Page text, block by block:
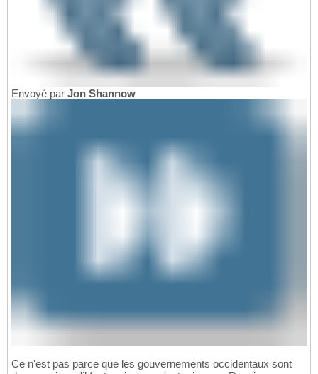
Envoyé par Jon Shannow
Ce n'est pas parce que les gouvernements occidentaux sont